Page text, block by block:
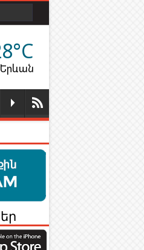
Երևան